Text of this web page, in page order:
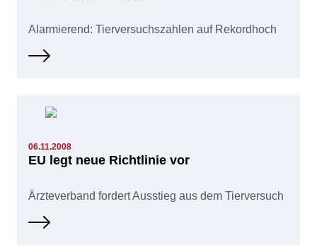
Alarmierend: Tierversuchszahlen auf Rekordhoch
06.11.2008
EU legt neue Richtlinie vor
Ärzteverband fordert Ausstieg aus dem Tierversuch